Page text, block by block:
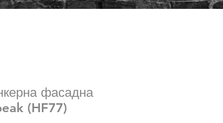
фасадна
(HF77)